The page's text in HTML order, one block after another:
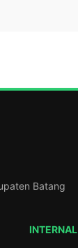
Batang
INTERNAL